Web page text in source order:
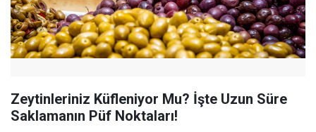
Zeytinleriniz Küfleniyor Mu? İşte Uzun Süre
Saklamanın Püf Noktaları!